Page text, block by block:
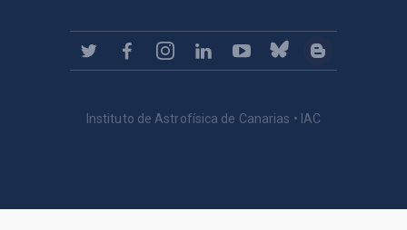
Instituto de Astrofísica de Canarias • IAC